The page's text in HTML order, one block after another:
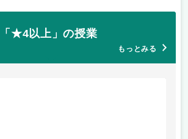
★4以上」の授業
もっとみる